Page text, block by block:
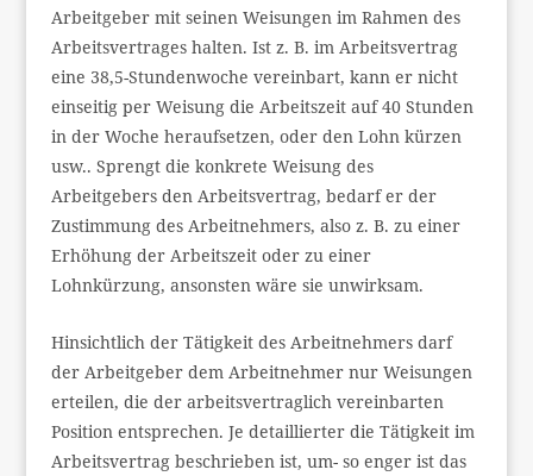
Arbeitgeber mit seinen Weisungen im Rahmen des
Arbeitsvertrages halten. Ist z. B. im Arbeitsvertrag
eine 38,5-Stundenwoche vereinbart, kann er nicht
einseitig per Weisung die Arbeitszeit auf 40 Stunden
in der Woche heraufsetzen, oder den Lohn kürzen
usw.. Sprengt die konkrete Weisung des
Arbeitgebers den Arbeitsvertrag, bedarf er der
Zustimmung des Arbeitnehmers, also z. B. zu einer
Erhöhung der Arbeitszeit oder zu einer
Lohnkürzung, ansonsten wäre sie unwirksam.
Hinsichtlich der Tätigkeit des Arbeitnehmers darf
der Arbeitgeber dem Arbeitnehmer nur Weisungen
erteilen, die der arbeitsvertraglich vereinbarten
Position entsprechen. Je detaillierter die Tätigkeit im
Arbeitsvertrag beschrieben ist, um- so enger ist das